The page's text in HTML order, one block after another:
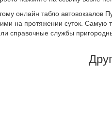
онлайн табло автовокзалов
на протяжении суток.
справочные службы